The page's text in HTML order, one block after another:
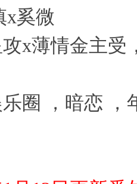
奚微
薄情金主受
，暗恋 ，